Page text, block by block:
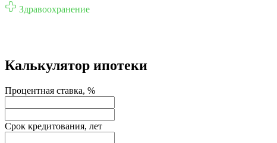
Здравоохранение
Калькулятор ипотеки
Процентная ставка, %
Срок кредитования, лет